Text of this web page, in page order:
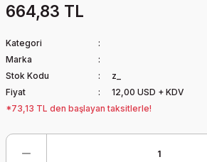
664,83 TL
Kategori
Marka
Stok Kodu
z_
Fiyat
12,00 USD + KDV
*73,13 TL den başlayan taksitlerle!